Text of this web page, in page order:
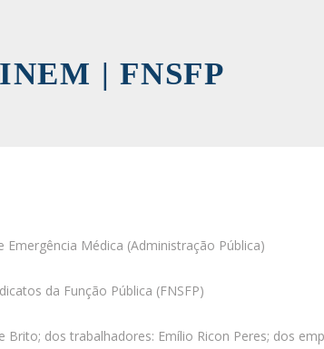
| FNSFP
Médica (Administração Pública)
da Função Pública (FNSFP)
Brito; dos trabalhadores: Emílio Ricon Peres; dos